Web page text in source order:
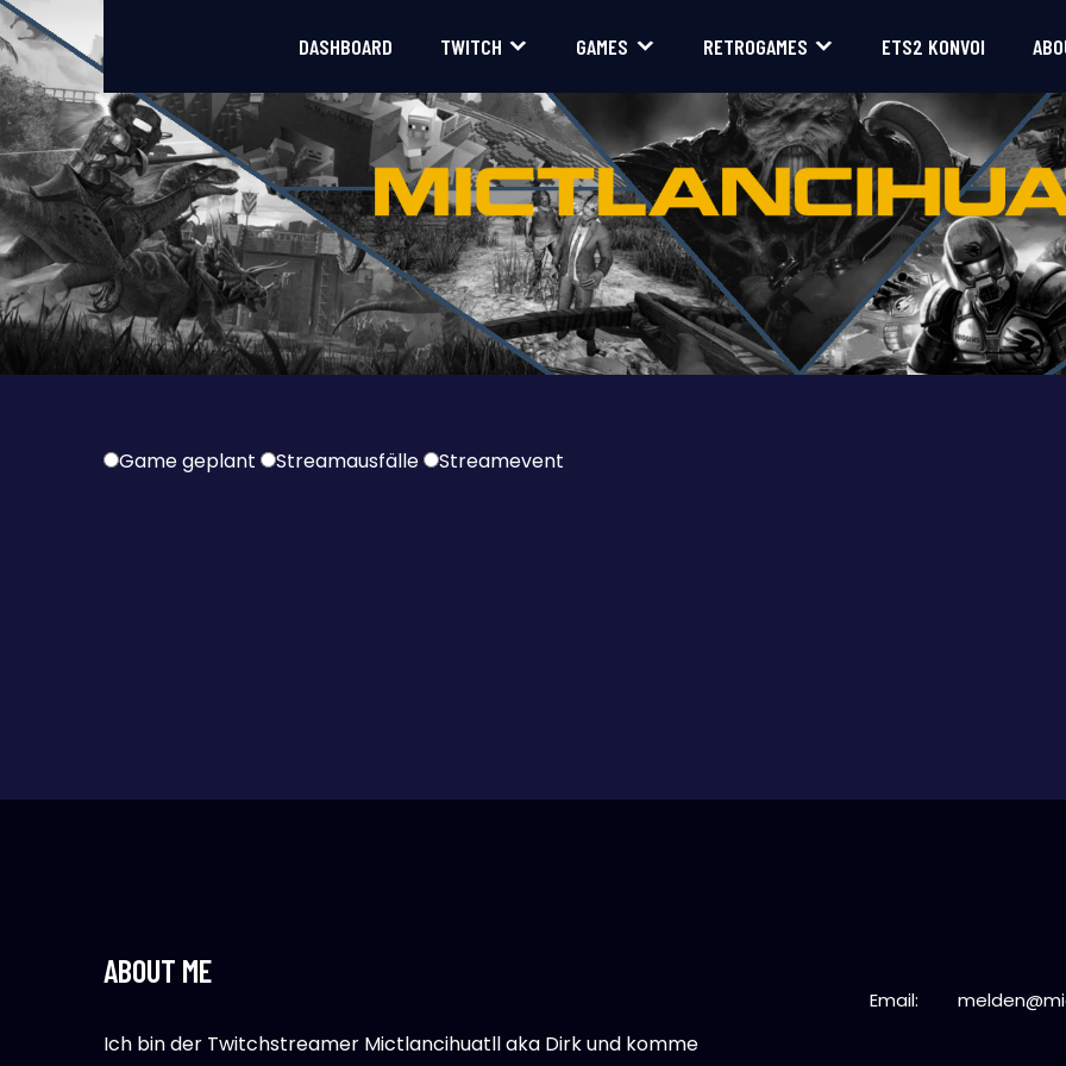
DASHBOARD TWITCH GAMES RETROGAMES ETS2 KONVOI
Game geplant Streamausfälle Streamevent
ABOUT ME
Ich bin der Twitchstreamer Mictlancihuatll aka Dirk und komme
Email: